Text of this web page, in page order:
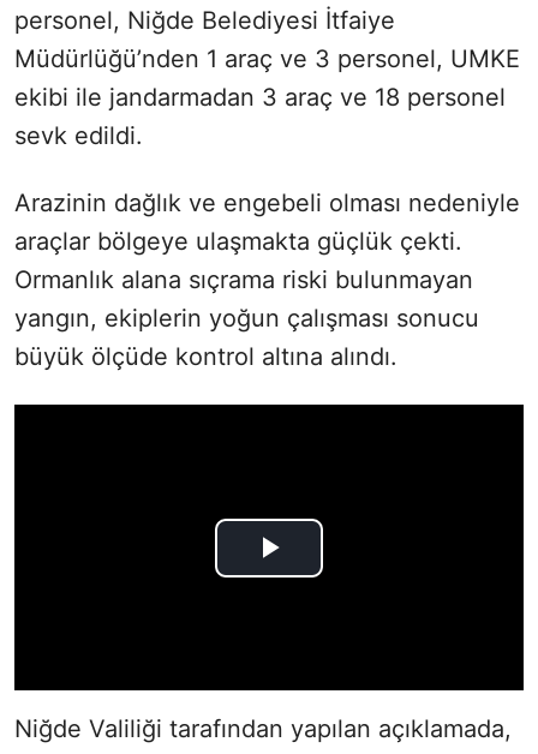
personel, Niğde Belediyesi İtfaiye
Müdürlüğü’nden 1 araç ve 3 personel, UMKE
ekibi ile jandarmadan 3 araç ve 18 personel
sevk edildi.
Arazinin dağlık ve engebeli olması nedeniyle
araçlar bölgeye ulaşmakta güçlük çekti.
Ormanlık alana sıçrama riski bulunmayan
yangın, ekiplerin yoğun çalışması sonucu
büyük ölçüde kontrol altına alındı.
Niğde Valiliği tarafından yapılan açıklamada,